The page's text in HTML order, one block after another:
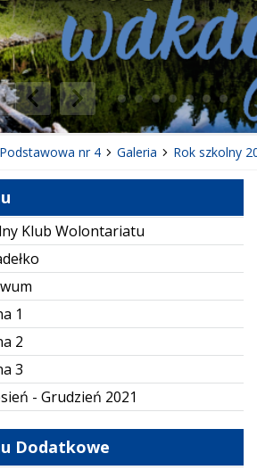
Poprzedni Element
Następny Element
nr 4 Galeria Rok szkolny
Klub Wolontariatu
1
2
3
- Grudzień 2021
Dodatkowe